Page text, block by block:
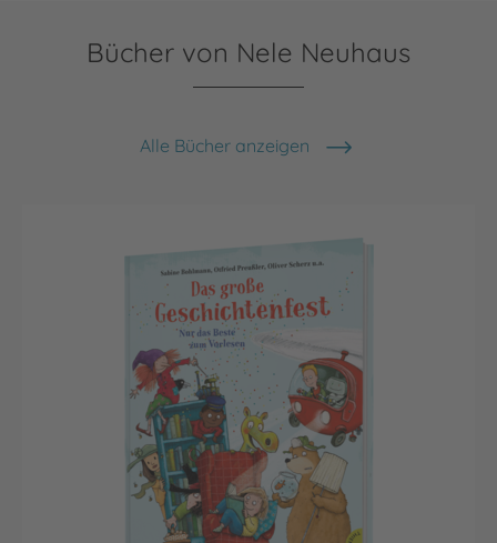
Bücher von Nele Neuhaus
Alle Bücher anzeigen